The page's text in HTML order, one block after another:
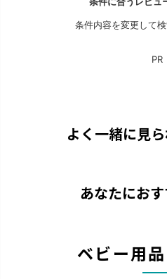
よく一緒に見
あなたにお
ベビー用